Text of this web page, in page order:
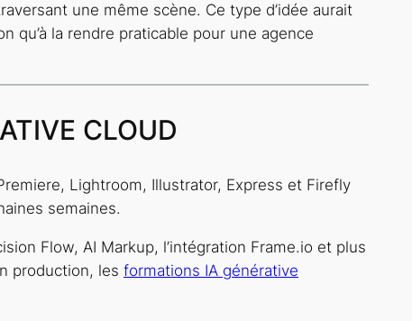
une même scène. Ce type d’idée aurait
qu’à la rendre praticable pour une agence
CLOUD
Lightroom, Illustrator, Express et Firefly
semaines.
Flow, AI Markup, l’intégration Frame.io et plus
production, les formations IA générative